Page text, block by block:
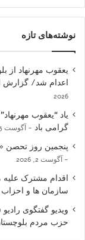
نوشته‌های تازه
یعقوب مهرنهاد از
اعدام شد/ گزارش
2026
یاد “یعقوب
گرامی باد
آگوست 3, 2026
پنجمین روز تحصن
آگوست 2, 2026
اقدام مشترک علیه
سازمان ها و احزاب
ویدیو گفتگوی
حزب مردم